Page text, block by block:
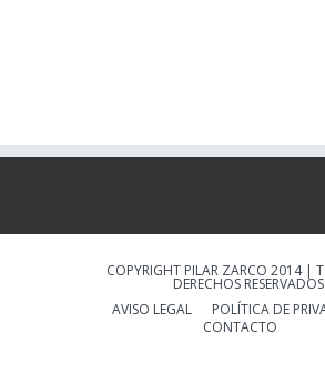
COPYRIGHT PILAR ZARCO 2014 |
DERECHOS RESERVADOS
AVISO LEGAL
POLÍTICA DE
CONTACTO